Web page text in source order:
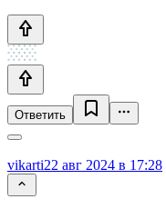
Ответить
vikarti22 авг 2024 в 17:28